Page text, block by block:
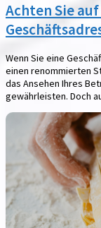
Achten Sie
Wenn Sie eine
einen renommierten
das Ansehen Ihres
gewährleisten. Doch